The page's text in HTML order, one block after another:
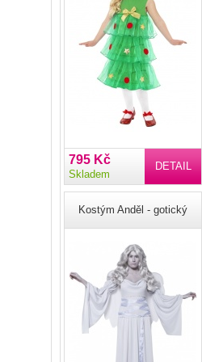
DETAIL
795 Kč
Skladem
Kostým Anděl - gotický